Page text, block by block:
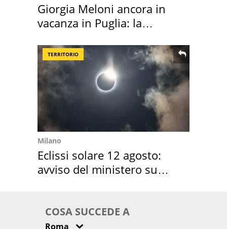
Giorgia Meloni ancora in
vacanza in Puglia: la
TERRITORIO
Milano
Eclissi solare 12 agosto:
avviso del ministero su